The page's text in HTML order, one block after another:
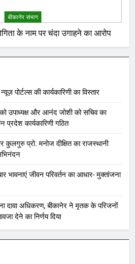
बीकानेर संभाग
के नाम पर चंदा उगाहने का आरोप
पोर्टल्स की कार्यकारिणी का विस्तार
को उपाध्यक्ष और आनंद जोशी को सचिव का
प्रदेश कार्यकारिणी गठित
कुलगुरु प्रो. मनोज दीक्षित का राजस्थानी
भावनाएं जीवन परिवर्तन का आधार- मुक्तांजना
दावा अधिकरण, बीकानेर ने मृतक के परिजनों
देने का निर्णय दिया